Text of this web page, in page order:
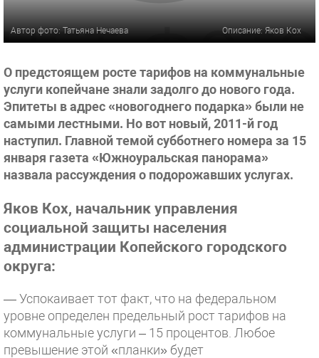
Автор фото: Татьяна Нечаева Описание: Яков Кох
О предстоящем росте тарифов на коммунальные
услуги копейчане знали задолго до нового года.
Эпитеты в адрес «новогоднего подарка» были не
самыми лестными. Но вот новый, 2011-й год
наступил. Главной темой субботнего номера за 15
января газета «Южноуральская панорама»
назвала рассуждения о подорожавших услугах.
Яков Кох, начальник управления
cоциальной защиты населения
администрации Копейского городского
округа:
— Успокаивает тот факт, что на федеральном
уровне определен предельный рост тарифов на
коммунальные услуги – 15 процентов. Любое
превышение этой «планки» будет